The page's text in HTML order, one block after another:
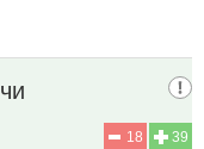
39
18